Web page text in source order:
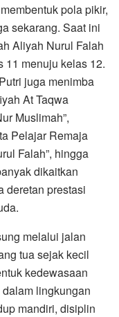
pola pikir,
sekarang. Saat ini
Aliyah Nurul Falah
11 menuju kelas 12.
juga menimba
At Taqwa
Muslimah”,
Pelajar Remaja
Falah”, hingga
dikaitkan
deretan prestasi
melalui jalan
tua sejak kecil
kedewasaan
lingkungan
mandiri, disiplin